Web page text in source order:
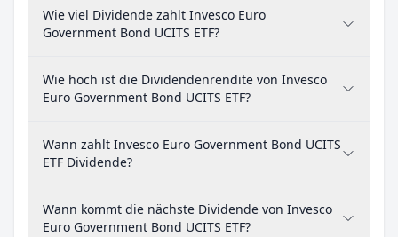
Wie viel Dividende zahlt Invesco Euro
Government Bond UCITS ETF?
Wie hoch ist die Dividendenrendite von Invesco
Euro Government Bond UCITS ETF?
Wann zahlt Invesco Euro Government Bond UCITS
ETF Dividende?
Wann kommt die nächste Dividende von Invesco
Euro Government Bond UCITS ETF?